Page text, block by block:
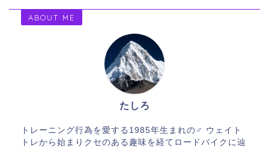
ABOUT ME
たしろ
トレーニング行為を愛する1985年生まれの♂ ウェイト
トレから始まりクセのある趣味を経てロードバイクに辿